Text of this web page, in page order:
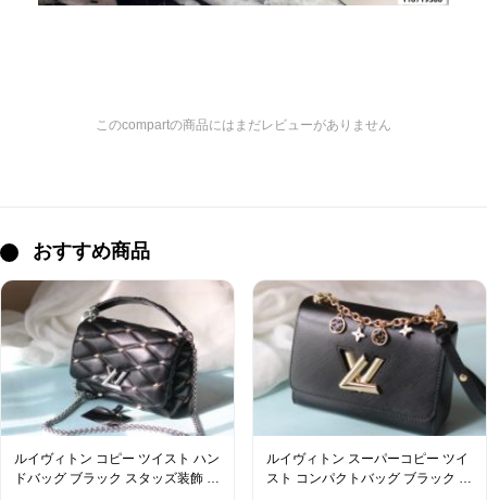
このcompartの商品にはまだレビューがありません
おすすめ商品
ルイヴィトン コピー ツイスト ハン
ドバッグ ブラック スタッズ装飾 シ
ルイヴィトン スーパーコピー ツイ
スト コンパクトバッグ ブラック エ